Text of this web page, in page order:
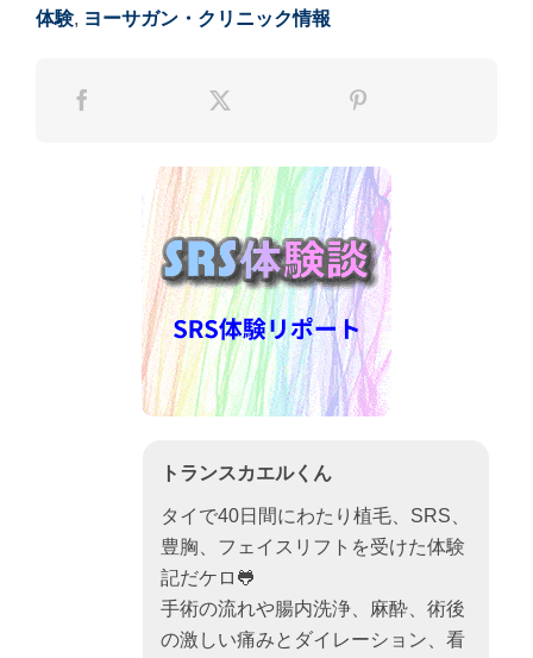
体験, ヨーサガン・クリニック情報
トランスカエルくん
タイで40日間にわたり植毛、SRS、
豊胸、フェイスリフトを受けた体験
記だケロ🐸
手術の流れや腸内洗浄、麻酔、術後
の激しい痛みとダイレーション、看